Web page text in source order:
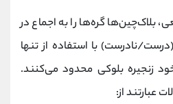
بلاک‌چین‌ها گره‌ها را به اجماع در
نادرست) با استفاده از تنها
زنجیره بلوکی محدود می‌کنند.
عبارتند از: